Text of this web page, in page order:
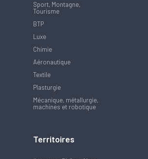
Sport, Montagne,
Tourisme
BTP
Luxe
Chimie
Aéronautique
Textile
Plasturgie
Mécanique, métallurgie,
machines et robotique
Territoires